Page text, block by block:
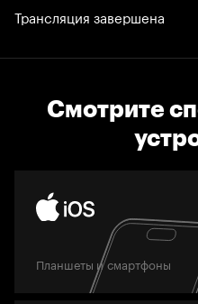
Трансляция завершена
Смотрите
Планшеты и смартфоны